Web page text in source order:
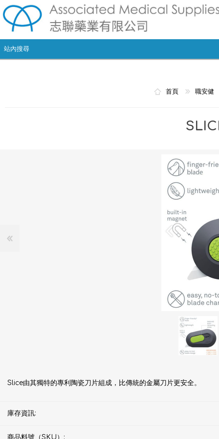
首頁 職安健
Slice由其獨特的專利陶瓷刀片組成，比傳統的金屬刀片更安全。
庫存資訊:
商品料號（SKU）: